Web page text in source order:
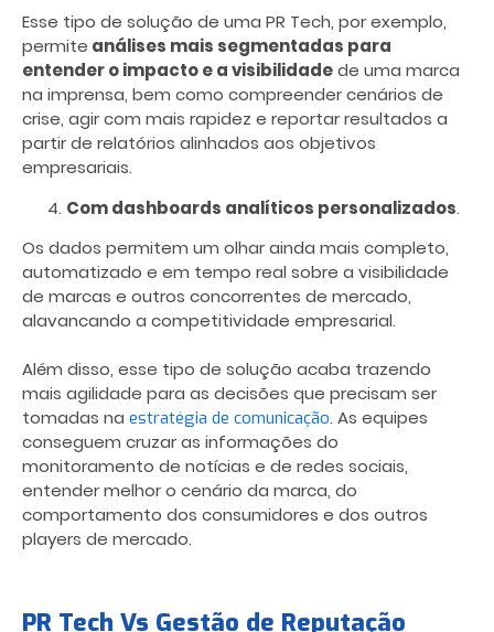
Esse tipo de solução de uma PR Tech, por exemplo,
permite análises mais segmentadas para
entender o impacto e a visibilidadede uma marca
na imprensa, bem como compreender cenários de
crise, agir com mais rapidez e reportar resultados a
partir de relatórios alinhados aos objetivos
empresariais.
Com dashboards analíticos personalizados.
Os dados permitem um olhar ainda mais completo,
automatizado e em tempo real sobre a visibilidade
de marcas e outros concorrentes de mercado,
alavancando a competitividade empresarial.
Além disso, esse tipo de solução acaba trazendo
mais agilidade para as decisões que precisam ser
tomadas na estratégia de comunicação. As equipes
conseguem cruzar as informações do
monitoramento de notícias e de redes sociais,
entender melhor o cenário da marca, do
comportamento dos consumidores e dos outros
players de mercado.
PR Tech Vs Gestão de Reputação